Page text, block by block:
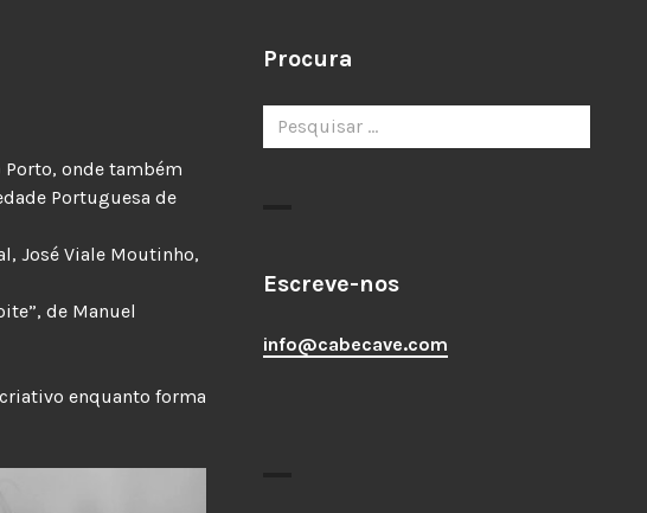
Porto, onde também
Portuguesa de
José Viale Moutinho,
de Manuel
enquanto forma
Procura
Pesquisar
por:
Escreve-nos
info@cabecave.com